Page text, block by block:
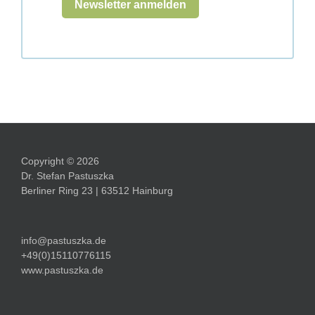
Copyright © 2026
Dr. Stefan Pastuszka
Berliner Ring 23 | 63512 Hainburg
info@pastuszka.de
+49(0)15110776115
www.pastuszka.de